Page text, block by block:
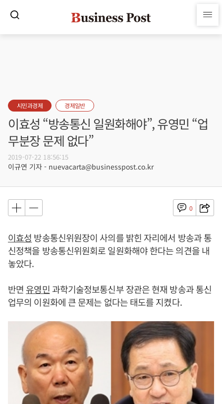
시민과경제 경제일반
이효성 “방송통신 일원화해야”, 유영민 “업
무분장 문제 없다”
2019-07-22 18:56:15
이규연 기자 - nuevacarta@businesspost.co.kr
0
이효성 방송통신위원장이 사의를 밝힌 자리에서 방송과 통
신정책을 방송통신위원회로 일원화해야 한다는 의견을 내
놓았다.
반면 유영민 과학기술정보통신부 장관은 현재 방송과 통신
업무의 이원화에 큰 문제는 없다는 태도를 지켰다.